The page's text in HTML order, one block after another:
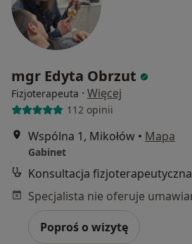
mgr Edyta Obrzut
Fizjoterapeuta · Więcej
112 opinii
Wspólna 1, Mikołów • Mapa
Gabinet
Konsultacja fizjoterapeutyczna
Poproś o wizytę